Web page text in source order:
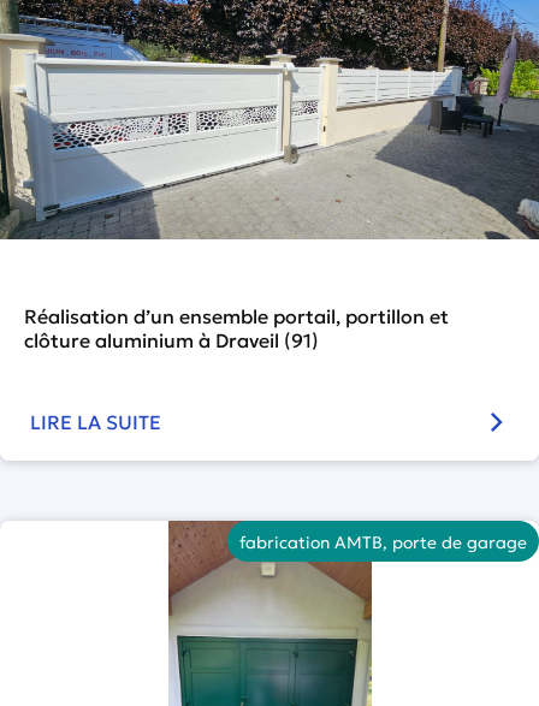
Réalisation d’un ensemble portail, portillon et
clôture aluminium à Draveil (91)
LIRE LA SUITE
fabrication AMTB, porte de garage